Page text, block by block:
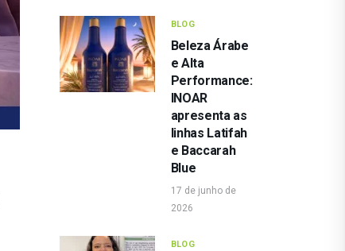
BLOG
Beleza Árabe
e Alta
Performance:
INOAR
apresenta as
linhas Latifah
e Baccarah
Blue
17 de junho de
2026
BLOG